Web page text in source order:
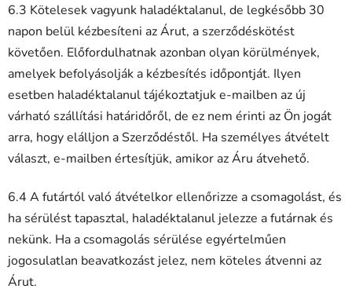
6.3 Kötelesek vagyunk haladéktalanul, de legkésőbb 30
napon belül kézbesíteni az Árut, a szerződéskötést
követően. Előfordulhatnak azonban olyan körülmények,
amelyek befolyásolják a kézbesítés időpontját. Ilyen
esetben haladéktalanul tájékoztatjuk e-mailben az új
várható szállítási határidőről, de ez nem érinti az Ön jogát
arra, hogy elálljon a Szerződéstől. Ha személyes átvételt
választ, e-mailben értesítjük, amikor az Áru átvehető.
6.4 A futártól való átvételkor ellenőrizze a csomagolást, és
ha sérülést tapasztal, haladéktalanul jelezze a futárnak és
nekünk. Ha a csomagolás sérülése egyértelműen
jogosulatlan beavatkozást jelez, nem köteles átvenni az
Árut.